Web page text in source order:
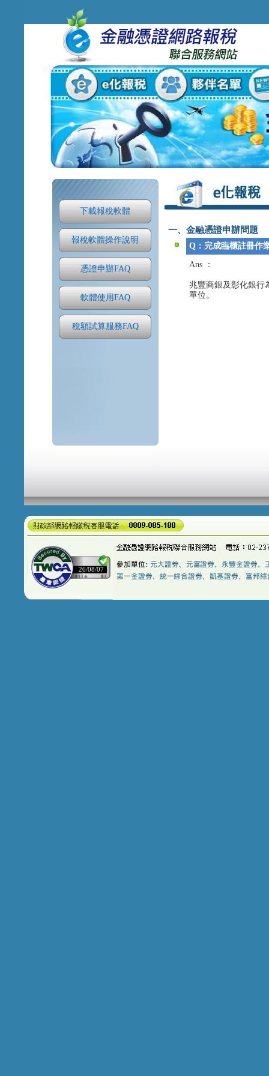
下載報稅軟體
報稅軟體操作說明
憑證申辦FAQ
軟體使用FAQ
稅額試算服務FAQ
一、金融憑證申辦問題
Q：完成臨櫃註冊作
Ans ：
兆豐商銀及彰化銀行
單位。
26/08/07